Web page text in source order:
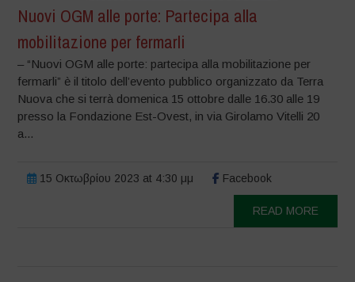
Nuovi OGM alle porte: Partecipa alla
mobilitazione per fermarli
– “Nuovi OGM alle porte: partecipa alla mobilitazione per
fermarli” è il titolo dell’evento pubblico organizzato da Terra
Nuova che si terrà domenica 15 ottobre dalle 16.30 alle 19
presso la Fondazione Est-Ovest, in via Girolamo Vitelli 20
a...
15 Οκτωβρίου 2023 at 4:30 μμ Facebook
READ MORE